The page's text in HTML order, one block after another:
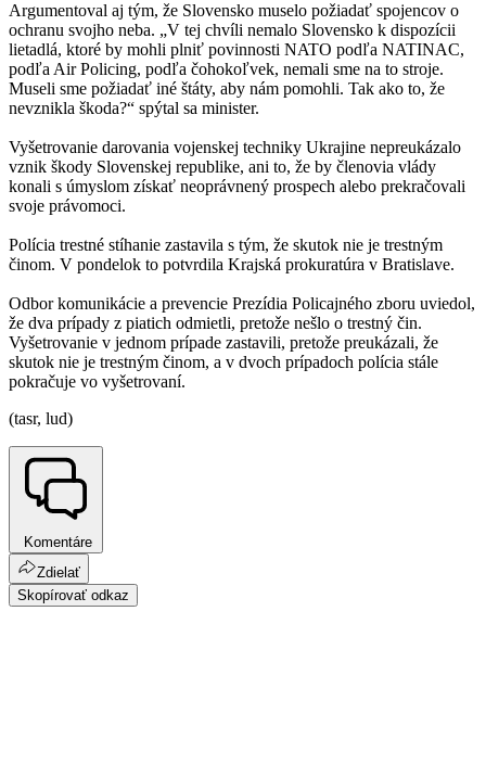
Argumentoval aj tým, že Slovensko muselo požiadať spojencov o
ochranu svojho neba. „V tej chvíli nemalo Slovensko k dispozícii
lietadlá, ktoré by mohli plniť povinnosti NATO podľa NATINAC,
podľa Air Policing, podľa čohokoľvek, nemali sme na to stroje.
Museli sme požiadať iné štáty, aby nám pomohli. Tak ako to, že
nevznikla škoda?“ spýtal sa minister.
Vyšetrovanie darovania vojenskej techniky Ukrajine nepreukázalo
vznik škody Slovenskej republike, ani to, že by členovia vlády
konali s úmyslom získať neoprávnený prospech alebo prekračovali
svoje právomoci.
Polícia trestné stíhanie zastavila s tým, že skutok nie je trestným
činom. V pondelok to potvrdila Krajská prokuratúra v Bratislave.
Odbor komunikácie a prevencie Prezídia Policajného zboru uviedol,
že dva prípady z piatich odmietli, pretože nešlo o trestný čin.
Vyšetrovanie v jednom prípade zastavili, pretože preukázali, že
skutok nie je trestným činom, a v dvoch prípadoch polícia stále
pokračuje vo vyšetrovaní.
(tasr, lud)
Komentáre
Zdielať
Skopírovať odkaz